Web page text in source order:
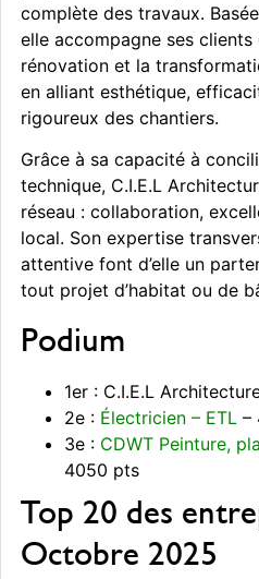
complète des travaux.
elle accompagne ses
rénovation et la
en alliant esthétique,
rigoureux des chantiers.
Grâce à sa capacité à
technique, C.I.E.L
réseau : collaboration,
local. Son expertise
attentive font d’elle un
tout projet d’habitat ou de
Podium
1er : C.I.E.L
2e : Électricien – ETL –
3e : CDWT Peinture,
4050 pts
Top 20 des
Octobre 2025